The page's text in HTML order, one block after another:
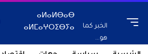
الخبر كما
هو...
ⴰⵍⴰⵍⴱⴰⴱ
ⴰⵍⵎⴰⵖⵔⵉⴱⵢⴰ